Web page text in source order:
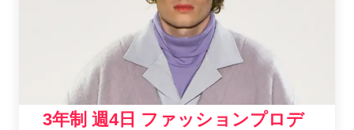
3年制 週4日 ファッションプロデ